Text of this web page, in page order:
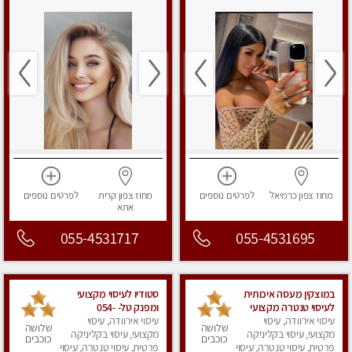
מחוז צפוןכרמיאל לפרטים נוספים
055-4531695
מחוז צפוןקרית
אתא
לפרטים נוספים
055-4531717
במוצקין מעסה איכותית
לעיסוי טנטרה מקצועי
ומרגיעה
עיסוי אירוודה, עיסוי
מקצועי, עיסוי בקליניקה
פרטית, עיסוי טנטרה, עיסוי
שלושה
כוכבים
סטודיו לעיסוי מקצועי
ומפנק טל- 054-
4840029
עיסוי אירוודה, עיסוי
מקצועי, עיסוי בקליניקה
פרטית, עיסוי טנטרה, עיסוי
שלושה
כוכבים